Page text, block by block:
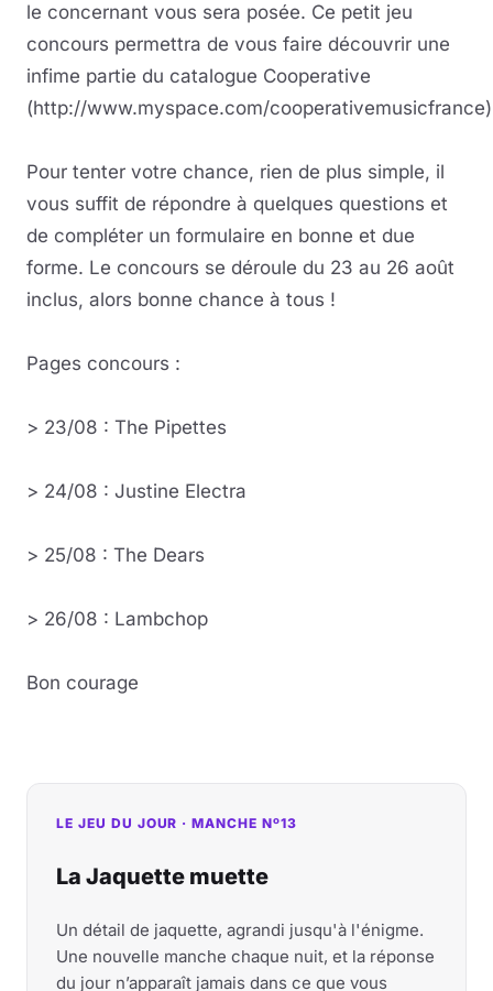
le concernant vous sera posée. Ce petit jeu
concours permettra de vous faire découvrir une
infime partie du catalogue Cooperative
(http://www.myspace.com/
Pour tenter votre chance, rien de plus simple, il
vous suffit de répondre à quelques questions et
de compléter un formulaire en bonne et due
forme. Le concours se déroule du 23 au 26 août
inclus, alors bonne chance à tous !
Pages concours :
> 23/08 : The Pipettes
> 24/08 : Justine Electra
> 25/08 : The Dears
> 26/08 : Lambchop
Bon courage
LE JEU DU JOUR · MANCHE Nº13
La Jaquette muette
Un détail de jaquette, agrandi jusqu'à l'énigme.
Une nouvelle manche chaque nuit, et la réponse
du jour n’apparaît jamais dans ce que vous